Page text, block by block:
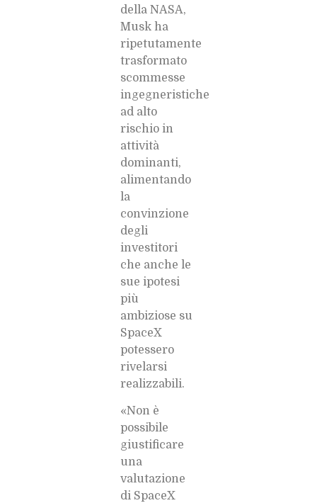
della NASA,
Musk ha
ripetutamente
trasformato
scommesse
ingegneristiche
ad alto
rischio in
attività
dominanti,
alimentando
la
convinzione
degli
investitori
che anche le
sue ipotesi
più
ambiziose su
SpaceX
potessero
rivelarsi
realizzabili.
«Non è
possibile
giustificare
una
valutazione
di SpaceX